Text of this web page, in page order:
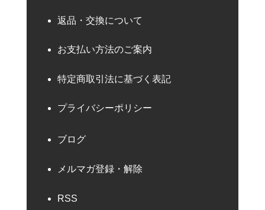
返品・交換について
お支払い方法のご案内
特定商取引法に基づく表記
プライバシーポリシー
ブログ
メルマガ登録・解除
RSS